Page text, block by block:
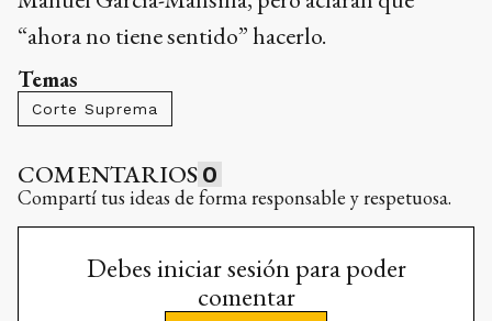
“ahora no tiene sentido” hacerlo.
Temas
Corte Suprema
COMENTARIOS 0
Compartí tus ideas de forma responsable y respetuosa.
Debes iniciar sesión para poder
comentar